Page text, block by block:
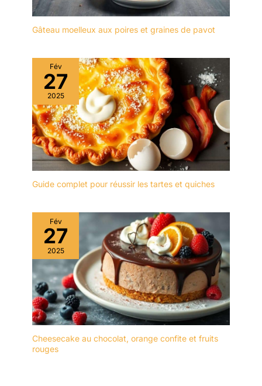
confortable et
la fatigue de la main lors
la prise et la dégustation
des desserts, fruits,
fromage et apéritifs.
Facile à Nettoyer &
Lavable en Lave-Vaisselle
: La surface lisse de
l'acier inoxydable ne
retient pas les résidus de
nourriture, permettant un
nettoyage facile à la main
à l'eau, et entièrement
rapide, pratique et
approfondi à chaque
fois.
rayera pas votre bouche
; Le design est simple et
élégant, peut s'adapter à
les réunions de famille et
les buffets d'hôtel ainsi
que les mariages, fêtes,
soirées et autres
occasions. Cette
fourchette à pâtisserie en
acier inoxydable est
adaptée à la maison, au
mariage, au restaurant, à
pour manger des
des fruits, etc. Les
fourchettes à gâteaux
sont non toxiques et
sans BPA, sans arrière-
goût métallique, vous
pouvez donc les utiliser
sans crainte ; faciles à
stocker et à nettoyer,
elles passent au lave-
vaisselle.
Gâteau moelleux aux poires et graines de pavot
Fév
27
2025
Guide complet pour réussir les tartes et quiches
Fév
27
2025
Cheesecake au chocolat, orange confite et fruits
rouges